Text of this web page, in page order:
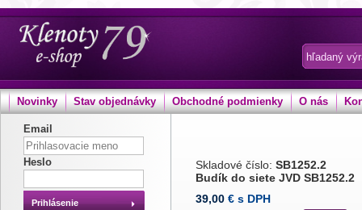
Novinky Stav objednávky Obchodné podmienky O nás
Email
Heslo
Prihlásenie
Skladové číslo: SB1252.2
Budík do siete JVD SB1252.2
39,00 € s DPH